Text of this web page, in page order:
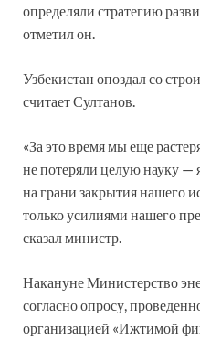
определяли стратегию
отметил он.
Узбекистан опоздал со
считает Султанов.
«За это время мы еще
не потеряли целую науку
на грани закрытия нашего
только усилиями нашего
сказал министр.
Накануне Министерство
согласно опросу,
организацией «Ижтимой